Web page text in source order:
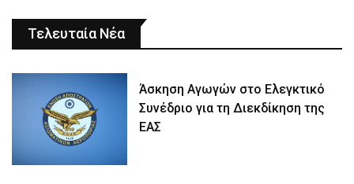
Τελευταία Νέα
Άσκηση Αγωγών στο Ελεγκτικό
Συνέδριο για τη Διεκδίκηση της
ΕΑΣ